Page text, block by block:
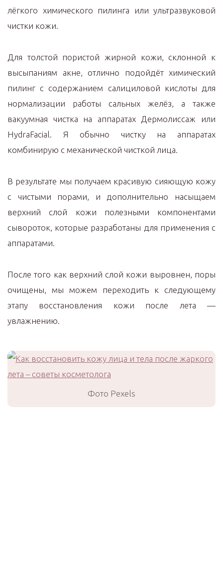
лёгкого химического пилинга или ультразвуковой
чистки кожи.
Для толстой пористой жирной кожи, склонной к
высыпаниям акне, отлично подойдёт химический
пилинг с содержанием салициловой кислоты для
нормализации работы сальных желёз, а также
вакуумная чистка на аппаратах Дермолиссаж или
HydraFacial. Я обычно чистку на аппаратах
комбинирую с механической чисткой лица.
В результате мы получаем красивую сияющую кожу
с чистыми порами, и дополнительно насыщаем
верхний слой кожи полезными компонентами
сывороток, которые разработаны для применения с
аппаратами.
После того как верхний слой кожи выровнен, поры
очищены, мы можем переходить к следующему
этапу восстановления кожи после лета —
увлажнению.
Фото Pexels